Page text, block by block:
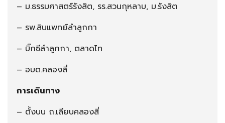
– ม.ธรรมศาสตร์รังสิต, รร.สวนกุหลาบ, ม.รังสิต
– รพ.สินแพทย์ลำลูกกา
– บิ๊กซีลำลูกกา, ตลาดไท
– อบต.คลองสี่
การเดินทาง
– ตั้งบน ถ.เลียบคลองสี่